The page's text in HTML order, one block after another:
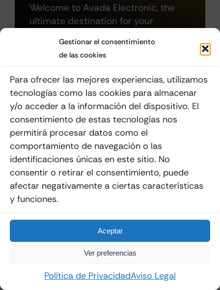
Gestionar el consentimiento
de las cookies
Para ofrecer las mejores experiencias, utilizamos
tecnologías como las cookies para almacenar
y/o acceder a la información del dispositivo. El
consentimiento de estas tecnologías nos
permitirá procesar datos como el
comportamiento de navegación o las
identificaciones únicas en este sitio. No
consentir o retirar el consentimiento, puede
afectar negativamente a ciertas características
y funciones.
Aceptar
Ver preferencias
Política de PrivacidadAviso Legal
Welcome to Avada Electronic, the
ultimate destination for your
Show Me The Products
Amplia Gama De Auriculares Bluetooth
Ver Todos Los Auriculares Bluetooth